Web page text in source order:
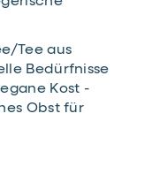
Tee aus
Bedürfnisse
Kost
Obst für